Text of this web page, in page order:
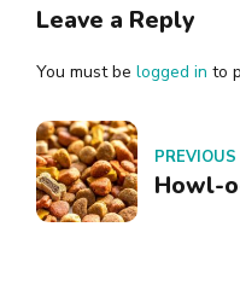
Leave a Reply
You must be logged in to
PREVIOUS
Howl-